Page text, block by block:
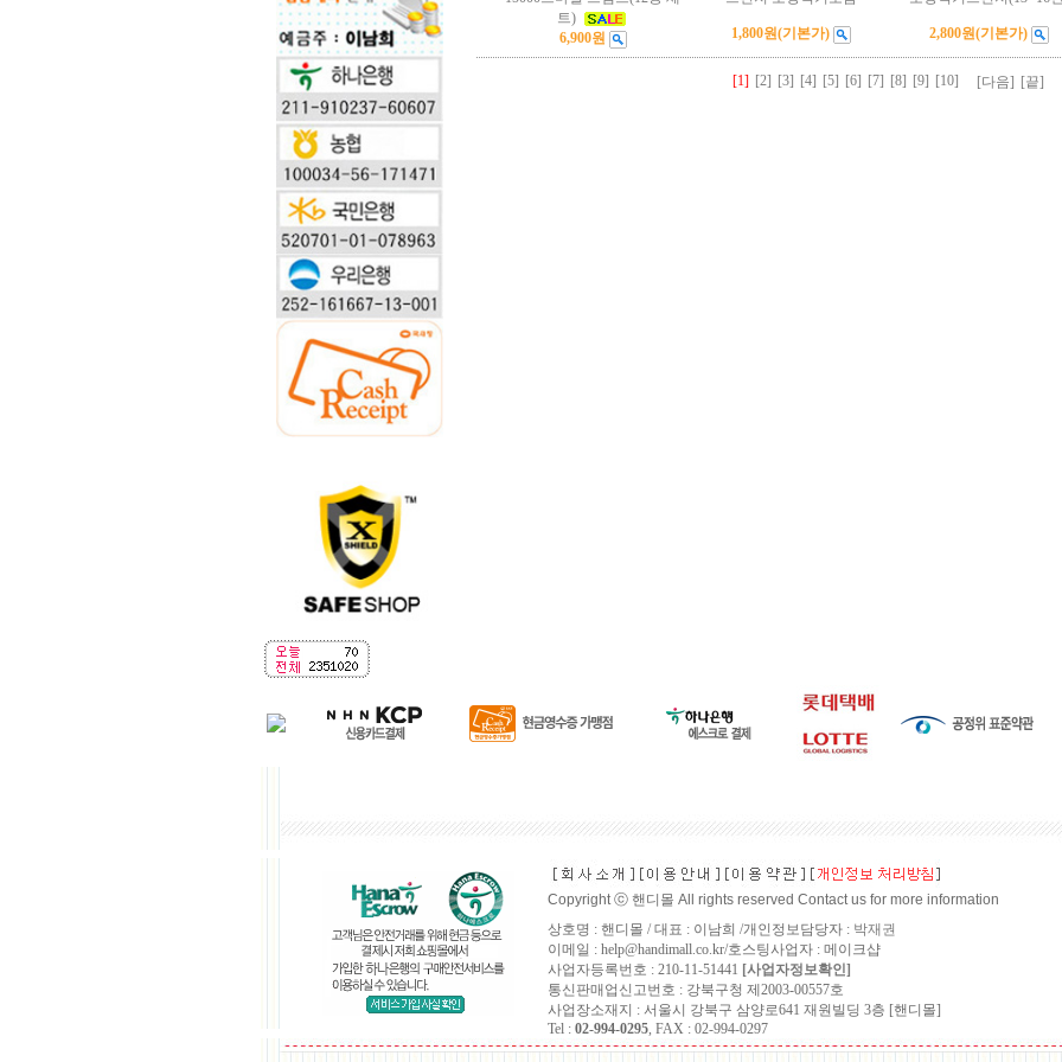
트)
6,900원
1,800원(기본가) 2,800원(기본가)
[1] [2] [3] [4] [5] [6] [7] [8] [9] [10] [다음] [끝]
Copyright ⓒ 핸디몰 All rights reserved Contact us for more information
상호명 : 핸디몰 / 대표 : 이남희 /개인정보담당자 : 박재권
이메일 : help@handimall.co.kr/호스팅사업자 : 메이크샵
사업자등록번호 : 210-11-51441 [사업자정보확인]
통신판매업신고번호 : 강북구청 제2003-00557호
사업장소재지 : 서울시 강북구 삼양로641 재원빌딩 3층 [핸디몰]
Tel : 02-994-0295, FAX : 02-994-0297